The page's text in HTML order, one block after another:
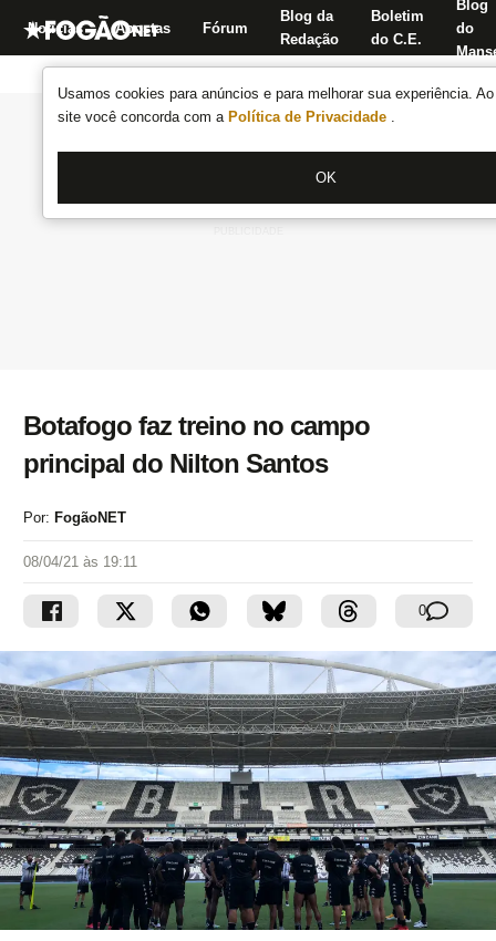
Usamos cookies para anúncios e para melhorar sua experiência.
site você concorda com a Política de Privacidade .
OK
Notícias Apostas Fórum
Blog da
Redação
Boletim
do C.E.
Blog
do
Botafogo faz treino no campo
principal do Nilton Santos
Por: FogãoNET
08/04/21 às 19:11
0